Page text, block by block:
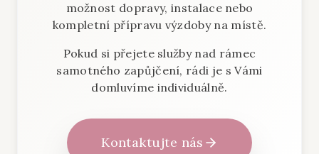
možnost dopravy, instalace nebo
kompletní přípravu výzdoby na místě.
Pokud si přejete služby nad rámec
samotného zapůjčení, rádi je s Vámi
domluvíme individuálně.
Kontaktujte nás